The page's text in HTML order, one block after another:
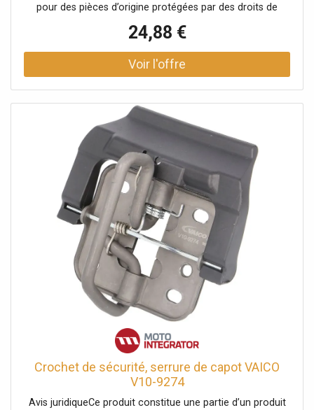
pour des pièces d’origine protégées par des droits de
garantit et s’engage à ce que ni lui-même ni ses autres
clients ou partenaires contractuels n’utilisent les pièces
mentionnées à d’autres fins que exclusivement pour la
réparation du produit complexe, ni ne les emploient
24,88 €
Crochet de sécurité, serrure de capot VAICO
V10-9274
Avis juridiqueCe produit constitue une partie d’un produit